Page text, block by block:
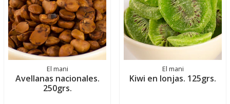
El mani
Avellanas nacionales.
250grs.
El mani
Kiwi en lonjas. 125grs.